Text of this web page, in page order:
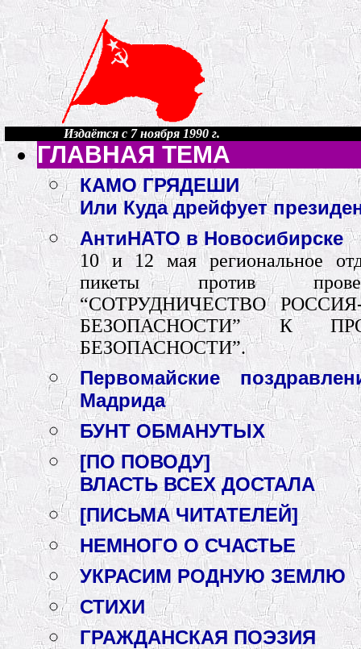
Издаётся с 7 ноября 1990 г.
ГЛАВНАЯ ТЕМА
КАМО ГРЯДЕШИ
Или Куда дрейфует
АнтиНАТО в Новосибирске
10 и 12 мая региональное
пикеты против
“СОТРУДНИЧЕСТВО
БЕЗОПАСНОСТИ” К
БЕЗОПАСНОСТИ”.
Первомайские
Мадрида
БУНТ ОБМАНУТЫХ
[ПО ПОВОДУ]
ВЛАСТЬ ВСЕХ ДОСТАЛА
[ПИСЬМА ЧИТАТЕЛЕЙ]
НЕМНОГО О СЧАСТЬЕ
УКРАСИМ РОДНУЮ ЗЕМЛЮ
СТИХИ
ГРАЖДАНСКАЯ ПОЭЗИЯ